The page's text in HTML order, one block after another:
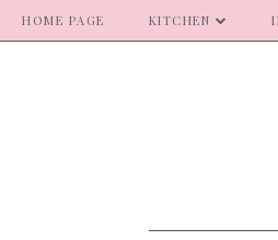
HOME PAGE KITCHEN